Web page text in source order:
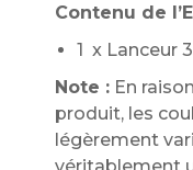
Contenu de
1 x Lanceur
Note : En
produit, les
légèrement